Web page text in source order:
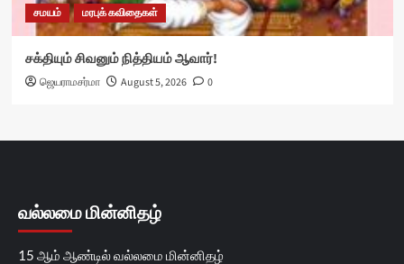
சமயம் மரபுக் கவிதைகள்
சக்தியும் சிவனும் நித்தியம் ஆவார்!
ஜெயராமசர்மா August 5, 2026 0
வல்லமை மின்னிதழ்
15 ஆம் ஆண்டில் வல்லமை மின்னிதழ்